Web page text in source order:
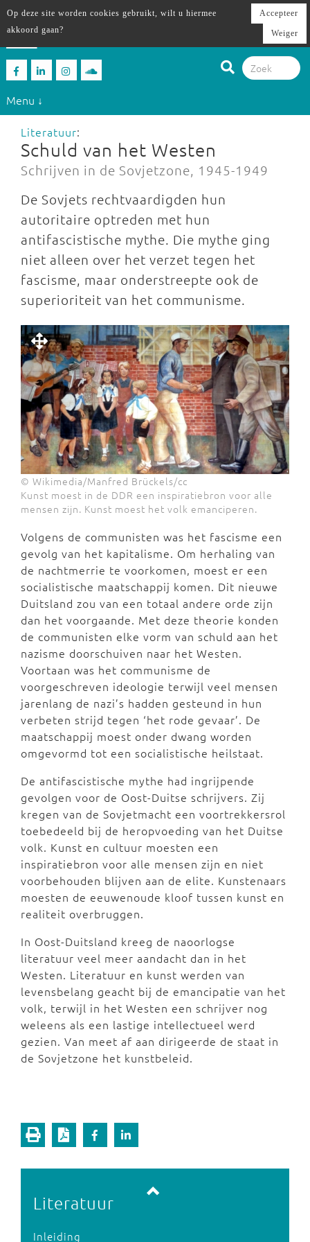
Menu ↓
Literatuur:
Schuld van het Westen
Schrijven in de Sovjetzone, 1945-1949
De Sovjets rechtvaardigden hun
autoritaire optreden met hun
antifascistische mythe. Die mythe ging
niet alleen over het verzet tegen het
fascisme, maar onderstreepte ook de
superioriteit van het communisme.
© Wikimedia/Manfred Brückels/cc
Kunst moest in de DDR een inspiratiebron voor alle
mensen zijn. Kunst moest het volk emanciperen.
Volgens de communisten was het fascisme een
gevolg van het kapitalisme. Om herhaling van
de nachtmerrie te voorkomen, moest er een
socialistische maatschappij komen. Dit nieuwe
Duitsland zou van een totaal andere orde zijn
dan het voorgaande. Met deze theorie konden
de communisten elke vorm van schuld aan het
nazisme doorschuiven naar het Westen.
Voortaan was het communisme de
voorgeschreven ideologie terwijl veel mensen
jarenlang de nazi’s hadden gesteund in hun
verbeten strijd tegen ‘het rode gevaar’. De
maatschappij moest onder dwang worden
omgevormd tot een socialistische heilstaat.
De antifascistische mythe had ingrijpende
gevolgen voor de Oost-Duitse schrijvers. Zij
kregen van de Sovjetmacht een voortrekkersrol
toebedeeld bij de heropvoeding van het Duitse
volk. Kunst en cultuur moesten een
inspiratiebron voor alle mensen zijn en niet
voorbehouden blijven aan de elite. Kunstenaars
moesten de eeuwenoude kloof tussen kunst en
realiteit overbruggen.
In Oost-Duitsland kreeg de naoorlogse
literatuur veel meer aandacht dan in het
Westen. Literatuur en kunst werden van
levensbelang geacht bij de emancipatie van het
volk, terwijl in het Westen een schrijver nog
weleens als een lastige intellectueel werd
gezien. Van meet af aan dirigeerde de staat in
de Sovjetzone het kunstbeleid.
Literatuur
Inleiding
Op deze site worden cookies gebruikt, wilt u hiermee
akkoord gaan?
Accepteer
Weiger